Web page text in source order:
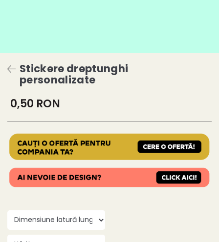
Stickere dreptunghi
personalizate
0,50 RON